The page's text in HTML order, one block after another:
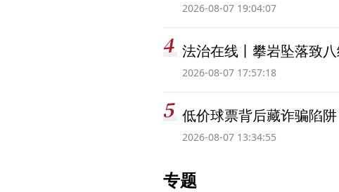
2026-08-07 19:04:07
法治在线丨攀岩坠落致
2026-08-07 17:57:18
低价球票背后藏诈骗陷
2026-08-07 13:34:55
专题